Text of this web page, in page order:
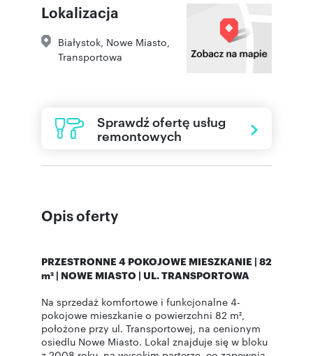
Lokalizacja
Białystok Nowe Miasto
Transportowa
Sprawdź ofertę usług
remontowych
Opis oferty
PRZESTRONNE 4 POKOJOWE MIESZKANIE | 82
m² | NOWE MIASTO | UL. TRANSPORTOWA
Na sprzedaż komfortowe i funkcjonalne 4-
pokojowe mieszkanie o powierzchni 82 m²,
położone przy ul. Transportowej, na cenionym
osiedlu Nowe Miasto. Lokal znajduje się w bloku